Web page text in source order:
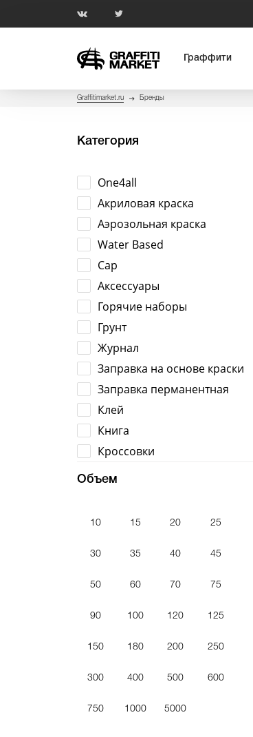
Граффити
Graffitimarket.ru Бренды
Категория
One4all
Акриловая краска
Аэрозольная краска
Water Based
Cap
Аксессуары
Горячие наборы
Грунт
Журнал
Заправка на основе краски
Заправка перманентная
Клей
Книга
Кроссовки
Маркер для скетчей
Маркер под заправку
Наклейки
Объем
10 15 20 25
30 35 40 45
50 60 70 75
90 100 120 125
150 180 200 250
300 400 500 600
750 1000 5000